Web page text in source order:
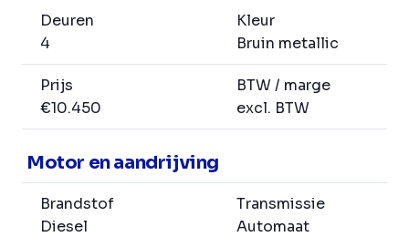
Deuren
4
Kleur
Bruin metallic
Prijs
€10.450
BTW / marge
excl. BTW
Motor en aandrijving
Brandstof
Diesel
Transmissie
Automaat